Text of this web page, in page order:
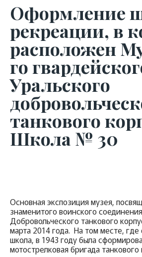
Оформление
рекреации, в
расположен
го
Уральского
танкового
Школа № 30
Основная экспозиция музея,
знаменитого воинского
Добровольческого танкового
марта 2014 года. На том месте, где
школа, в 1943 году была
мотострелковая бригада танкового